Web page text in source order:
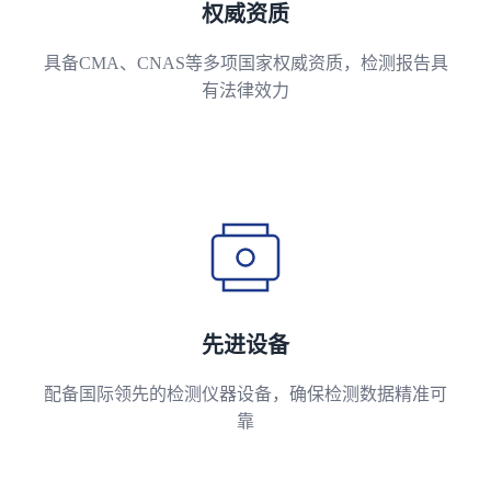
权威资质
具备CMA、CNAS等多项国家权威资质，检测报告具
有法律效力
先进设备
配备国际领先的检测仪器设备，确保检测数据精准可
靠